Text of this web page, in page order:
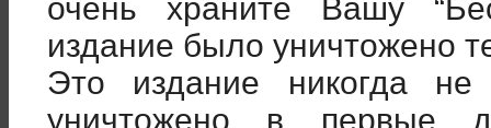
очень храните Вашу
издание было уничтожено
Это издание никогда
уничтожено в первые